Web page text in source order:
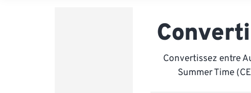
Convertissez entre
Summer Time